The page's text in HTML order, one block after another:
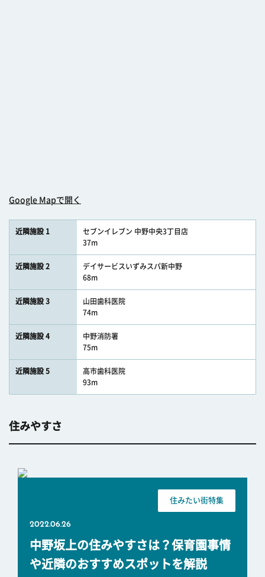
Google Mapで開く
近隣施設 1
セブンイレブン 中野中央3丁目店
37m
近隣施設 2
デイサービスいずみスパ新中野
68m
近隣施設 3
山田歯科医院
74m
近隣施設 4
中野消防署
75m
近隣施設 5
高市歯科医院
93m
住みやすさ
住みたい街特集
2022.06.26
中野坂上の住みやすさは？保育園事情
や近隣のおすすめスポットを解説